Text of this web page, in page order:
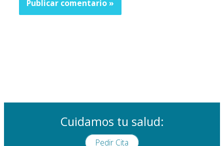
Cuidamos tu salud:
Pedir Cita